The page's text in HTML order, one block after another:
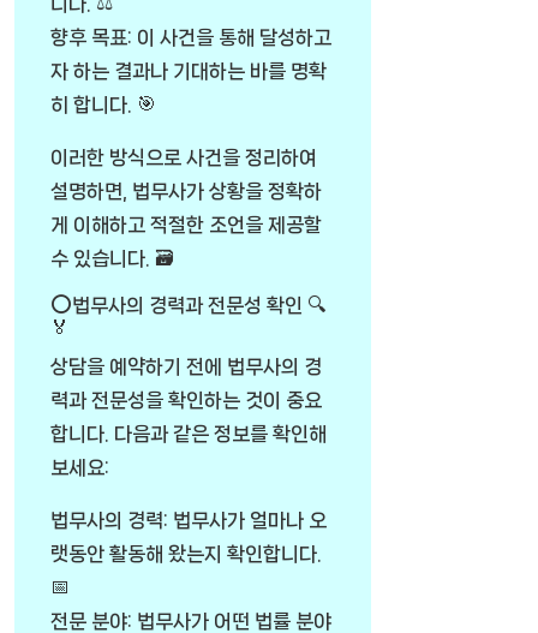
향후 목표: 이 사건을 통해 달성하고
자 하는 결과나 기대하는 바를 명확
히 합니다. 🎯
이러한 방식으로 사건을 정리하여
설명하면, 법무사가 상황을 정확하
게 이해하고 적절한 조언을 제공할
수 있습니다. 🗃️
⭕법무사의 경력과 전문성 확인 🔍
🏅
상담을 예약하기 전에 법무사의 경
력과 전문성을 확인하는 것이 중요
합니다. 다음과 같은 정보를 확인해
보세요:
법무사의 경력: 법무사가 얼마나 오
랫동안 활동해 왔는지 확인합니다.
📅
전문 분야: 법무사가 어떤 법률 분야